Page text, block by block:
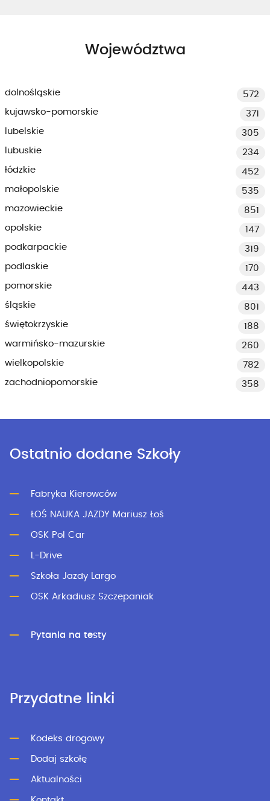
Województwa
dolnośląskie
572
kujawsko-pomorskie
371
lubelskie
305
lubuskie
234
łódzkie
452
małopolskie
535
mazowieckie
851
opolskie
147
podkarpackie
319
podlaskie
170
pomorskie
443
śląskie
801
świętokrzyskie
188
warmińsko-mazurskie
260
wielkopolskie
782
zachodniopomorskie
358
Ostatnio dodane Szkoły
Fabryka Kierowców
ŁOŚ NAUKA JAZDY Mariusz Łoś
OSK Pol Car
L-Drive
Szkoła Jazdy Largo
OSK Arkadiusz Szczepaniak
Pytania na testy
Przydatne linki
Kodeks drogowy
Dodaj szkołę
Aktualności